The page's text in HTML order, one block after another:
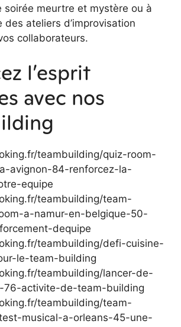
soirée meurtre et mystère ou à
des ateliers d’improvisation
collaborateurs.
l’esprit
avec nos
teambuilding/quiz-room-
avignon-84-renforcez-la-
equipe
teambuilding/team-
a-namur-en-belgique-50-
dequipe
teambuilding/defi-cuisine-
le-team-building
teambuilding/lancer-de-
76-activite-de-team-building
teambuilding/team-
musical-a-orleans-45-une-